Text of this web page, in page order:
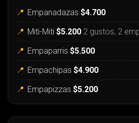
📍 Empanadazas $4.700
📍 Miti-Miti $5.200 2 gustos, 2
📍 Empaparris $5.500
📍 Empachipas $4.900
📍 Empapizzas $5.200